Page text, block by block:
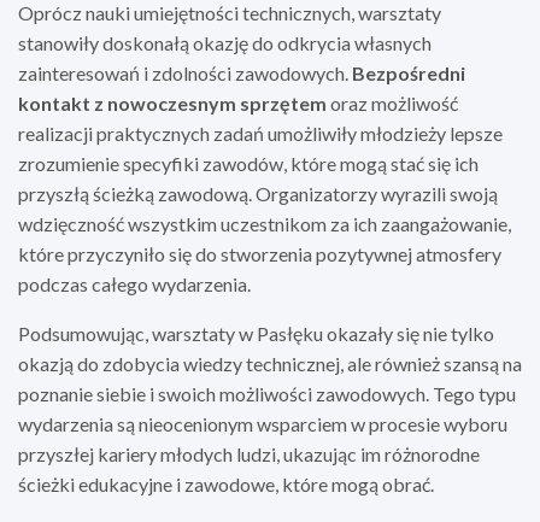
Oprócz nauki umiejętności technicznych, warsztaty
stanowiły doskonałą okazję do odkrycia własnych
zainteresowań i zdolności zawodowych. Bezpośredni
kontakt z nowoczesnym sprzętem oraz możliwość
realizacji praktycznych zadań umożliwiły młodzieży lepsze
zrozumienie specyfiki zawodów, które mogą stać się ich
przyszłą ścieżką zawodową. Organizatorzy wyrazili swoją
wdzięczność wszystkim uczestnikom za ich zaangażowanie,
które przyczyniło się do stworzenia pozytywnej atmosfery
podczas całego wydarzenia.
Podsumowując, warsztaty w Pasłęku okazały się nie tylko
okazją do zdobycia wiedzy technicznej, ale również szansą na
poznanie siebie i swoich możliwości zawodowych. Tego typu
wydarzenia są nieocenionym wsparciem w procesie wyboru
przyszłej kariery młodych ludzi, ukazując im różnorodne
ścieżki edukacyjne i zawodowe, które mogą obrać.